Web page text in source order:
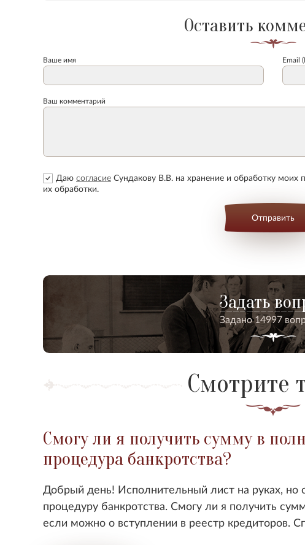
Оставить
Ваше имя Email
Ваш комментарий
Даю согласие Сундакову В.В. на хранение и обработку моих
их обработки.
Отправить
Задать
Задано 14997
Смотрите
Смогу ли я получить сумму в
процедура банкротства?
Добрый день! Исполнительный лист на руках, но
процедуру банкротства. Смогу ли я получить
если можно о вступлении в реестр кредиторов.